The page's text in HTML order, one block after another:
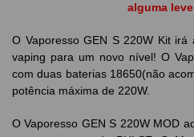
alguma
O Vaporesso GEN S 220W Kit irá
vaping para um novo nível! O
com duas baterias 18650(não
potência máxima de 220W.
O Vaporesso GEN S 220W MOD